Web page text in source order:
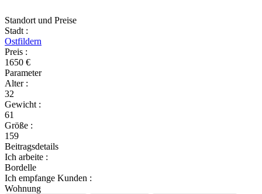
Standort und Preise
Stadt :
Ostfildern
Preis :
1650 €
Parameter
Alter :
32
Gewicht :
61
Größe :
159
Beitragsdetails
Ich arbeite :
Bordelle
Ich empfange Kunden :
Wohnung